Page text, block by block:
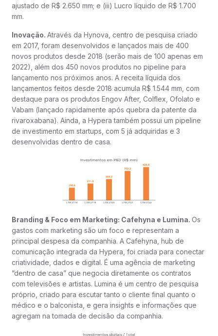
ajustado de R$ 2.650 mm; e (iii) Lucro líquido de R$ 1.700
mm.
Inovação. Através da Hynova, centro de pesquisa criado
em 2017, foram desenvolvidos e lançados mais de 400
novos produtos desde 2018 (serão mais de 100 apenas em
2022), além dos 450 novos produtos no pipeline para
lançamento nos próximos anos. A receita líquida dos
lançamentos feitos desde 2018 acumula R$ 1.544 mm, com
destaque para os produtos Engov After, Colflex, Ofolato e
Vabam (lançado rapidamente após quebra da patente da
rivaroxabana). Ainda, a Hypera também possui um pipeline
de investimento em startups, com 5 já adquiridas e 3
desenvolvidas dentro de casa.
Branding & Foco em Marketing: Cafehyna e Lumina. Os
gastos com marketing são um foco e representam a
principal despesa da companhia. A Cafehyna, hub de
comunicação integrada da Hypera, foi criada para conectar
criatividade, dados e digital. É uma agência de marketing
“dentro de casa” que negocia diretamente os contratos
com televisões e artistas. Lumina é um centro de pesquisa
próprio, criado para escutar tanto o cliente final quanto o
médico e o balconista, e gera insights e informações que
agregam na tomada de decisão da companhia.